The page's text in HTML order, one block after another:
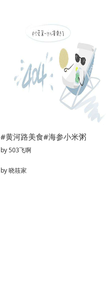
#黄河路美食#海参小米粥
by503飞啊
by晓筱家